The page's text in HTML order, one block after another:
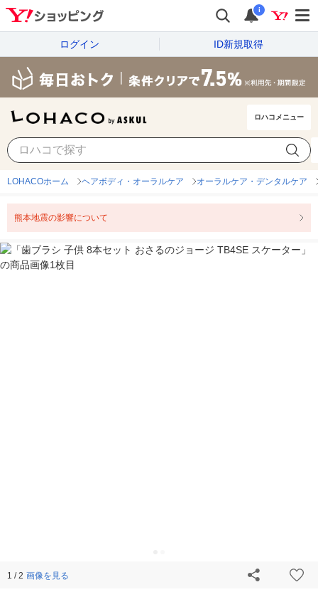
i
ログイン ID新規取得
ロハコメニュー
LOHACOホーム ヘアボディ・オーラルケア オーラルケア・デンタルケア
熊本地震の影響について
1 / 2 画像を見る